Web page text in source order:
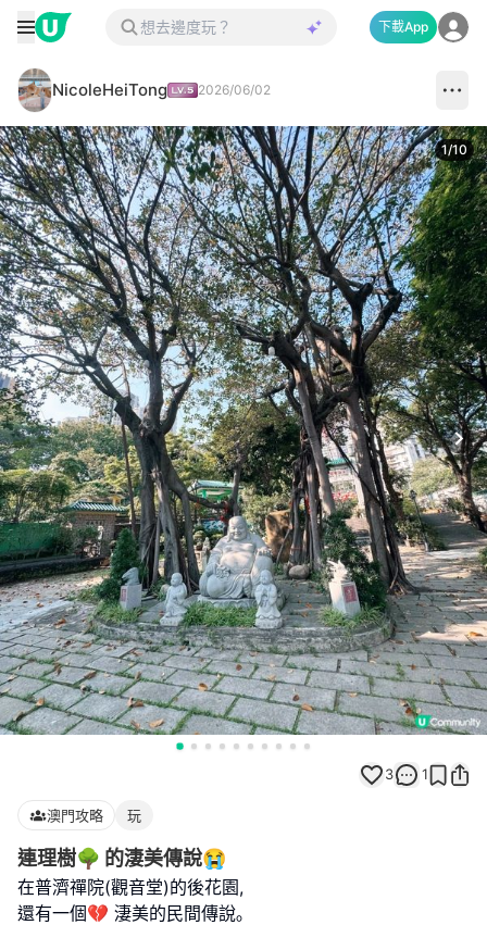
下載App
NicoleHeiTong 2026/06/02
1/10
3 1
澳門攻略 玩
連理樹🌳 的淒美傳說😭
在普濟禪院(觀音堂)的後花園,
還有一個💔 淒美的民間傳說｡